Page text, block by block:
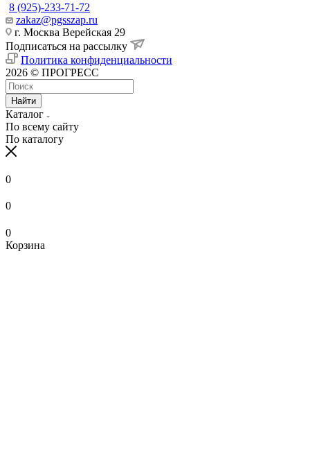
8 (925)-233-71-72
zakaz@pgsszap.ru
г. Москва Верейская 29
Подписаться на рассылку
Политика конфиденциальности
2026 © ПРОГРЕСС
Найти
Каталог
По всему сайту
По каталогу
0
0
0
Корзина